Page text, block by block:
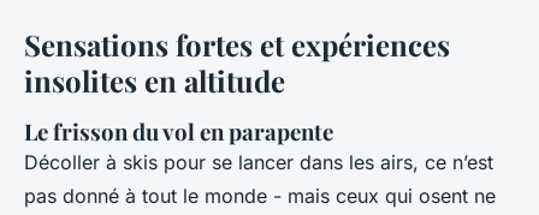
Sensations fortes et expériences
insolites en altitude
Le frisson du vol en parapente
Décoller à skis pour se lancer dans les airs, ce n’est
pas donné à tout le monde - mais ceux qui osent ne